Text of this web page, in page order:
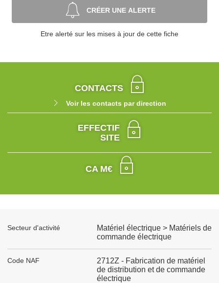
CRÉER UNE ALERTE
Etre alerté sur les mises à jour de cette fiche
CONTACTS
Voir les contacts par direction
EFFECTIF
SITE
CA M€
Secteur d'activité
Matériel électrique > Matériels de
commande électrique
Code NAF
2712Z - Fabrication de matériel
de distribution et de commande
électrique